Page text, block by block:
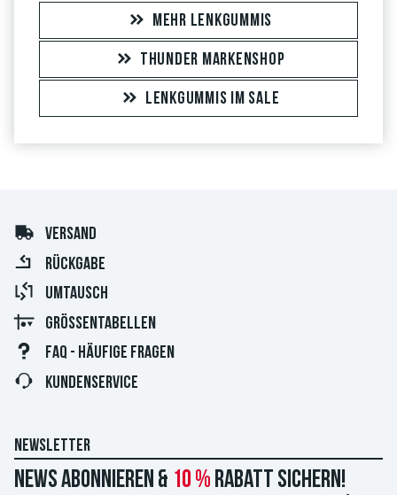
MEHR LENKGUMMIS
THUNDER MARKENSHOP
LENKGUMMIS IM SALE
VERSAND
RÜCKGABE
UMTAUSCH
GRÖSSENTABELLEN
FAQ - HÄUFIGE FRAGEN
KUNDENSERVICE
NEWSLETTER
News abonnieren & 10 % Rabatt sichern!